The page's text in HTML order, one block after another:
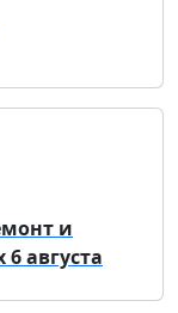
и
августа